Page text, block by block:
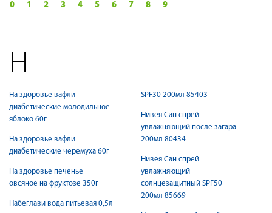
0 1 2 3 4 5 6 7 8 9
Н
На здоровье вафли
диабетические молодильное
яблоко 60г
На здоровье вафли
диабетические черемуха 60г
На здоровье печенье
овсяное на фруктозе 350г
Набеглави вода питьевая 0,5л
SPF30 200мл 85403
Нивея Сан спрей
увлажняющий после загара
200мл 80434
Нивея Сан спрей
увлажняющий
солнцезащитный SPF50
200мл 85669